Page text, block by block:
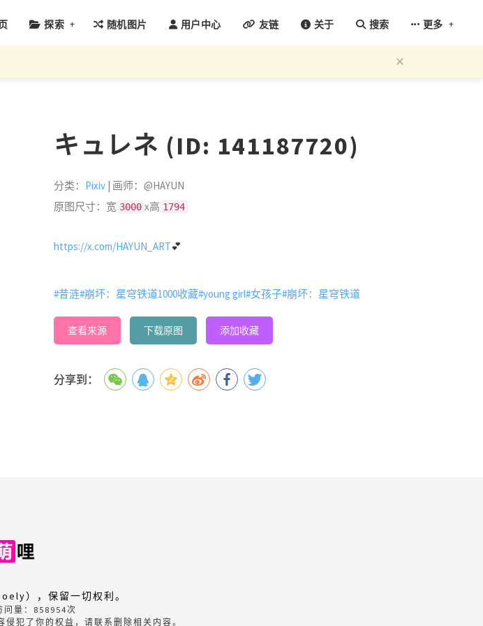
探索 + 随机图片 用户中心 友链 关于 搜索 更多 +
×
キュレネ (ID: 141187720)
分类： Pixiv | 画师：@HAYUN
原图尺寸：宽 3000 x高 1794
https://x.com/HAYUN_ART💕
#昔涟#崩坏：星穹铁道1000收藏#young girl#女孩子#崩坏：星穹铁道
查看来源 下载原图 添加收藏
分享到：
），保留一切权利。
量： 858954次
犯了你的权益，请联系删除相关内容。